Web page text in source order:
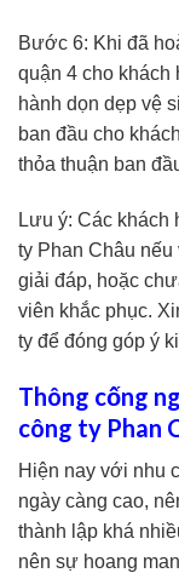
Bước 6: Khi đã
quận 4 cho khách
hành dọn dẹp vệ
ban đầu cho
thỏa thuận ban
Lưu ý: Các khách
ty Phan Châu
giải đáp, hoặc
viên khắc phục.
ty để đóng góp ý
Thông cống
công ty Phan
Hiện nay với nhu
ngày càng cao,
thành lập khá
nên sự hoang